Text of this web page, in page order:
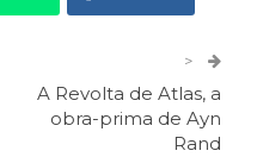
Telegram
>
A Revolta de Atlas, a
obra-prima de Ayn
Rand